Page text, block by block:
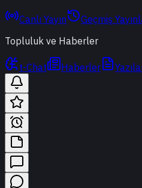
Canlı Yayın Geçmiş
Topluluk ve Haberler
t-Chat Haberler